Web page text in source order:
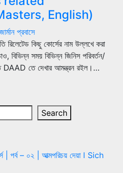
English)
প্রবাসে
রিলেটেড কিছু কোর্সের নাম উল্লখে করা
সময় বিভিন্ন জিনিস পরিবর্তন/
DAAD তে দেখার আমন্ত্রন রইল।…
Search
| পর্ব – ০২ | আত্মপরিচয় দেয়া l Sich